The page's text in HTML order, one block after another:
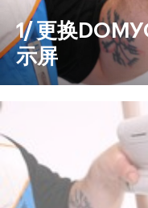
1/ 更换
示屏